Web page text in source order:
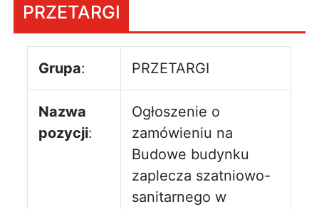
PRZETARGI
Grupa: PRZETARGI
Nazwa
pozycji:
Ogłoszenie o
zamówieniu na
Budowe budynku
zaplecza szatniowo-
sanitarnego w